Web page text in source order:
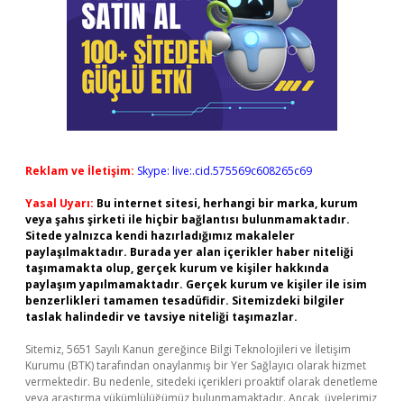
Reklam ve İletişim: Skype: live:.cid.575569c608265c69
Yasal Uyarı: Bu internet sitesi, herhangi bir marka, kurum
veya şahıs şirketi ile hiçbir bağlantısı bulunmamaktadır.
Sitede yalnızca kendi hazırladığımız makaleler
paylaşılmaktadır. Burada yer alan içerikler haber niteliği
taşımamakta olup, gerçek kurum ve kişiler hakkında
paylaşım yapılmamaktadır. Gerçek kurum ve kişiler ile isim
benzerlikleri tamamen tesadüfidir. Sitemizdeki bilgiler
taslak halindedir ve tavsiye niteliği taşımazlar.
Sitemiz, 5651 Sayılı Kanun gereğince Bilgi Teknolojileri ve İletişim
Kurumu (BTK) tarafından onaylanmış bir Yer Sağlayıcı olarak hizmet
vermektedir. Bu nedenle, sitedeki içerikleri proaktif olarak denetleme
veya araştırma yükümlülüğümüz bulunmamaktadır. Ancak, üyelerimiz